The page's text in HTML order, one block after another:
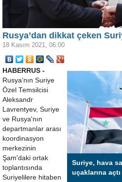
Rusya’dan dikkat çeken
18 Kasım 2021, 06:00
Suriye, hava
uçaklarına açtı
HABERRUS -
Rusya’nın Suriye
Özel Temsilcisi
Aleksandr
Lavrentyev, Suriye
ve Rusya'nın
departmanlar arası
koordinasyon
merkezinin
Şam'daki ortak
toplantısında
Suriyelilere hitaben